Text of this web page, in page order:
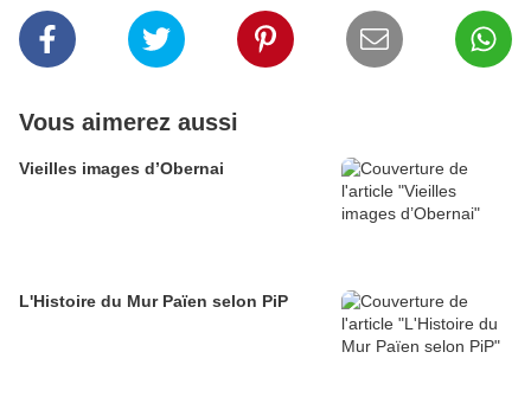
Vous aimerez aussi
Vieilles images d’Obernai
L'Histoire du Mur Païen selon PiP